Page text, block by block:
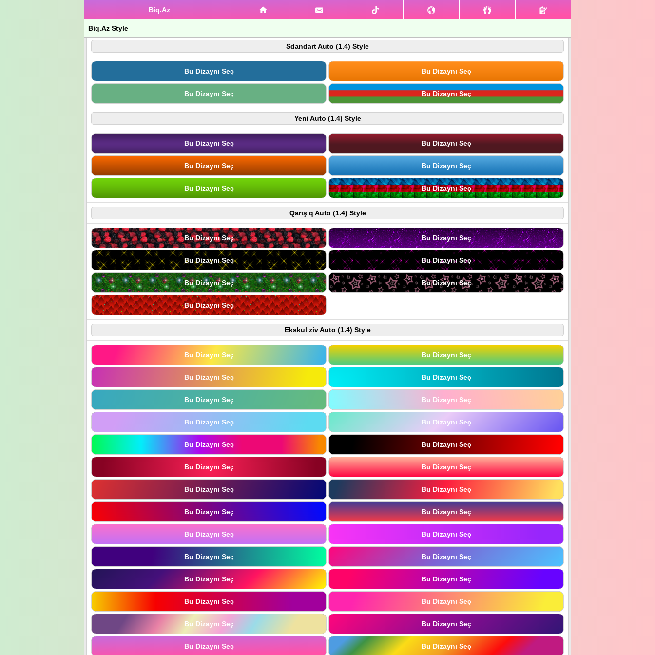
Biq.Az
Biq.Az Style
Sdandart Auto (1.4) Style
Bu Dizaynı Seç Bu Dizaynı Seç
Bu Dizaynı Seç Bu Dizaynı Seç
Yeni Auto (1.4) Style
Bu Dizaynı Seç Bu Dizaynı Seç
Bu Dizaynı Seç Bu Dizaynı Seç
Bu Dizaynı Seç Bu Dizaynı Seç
Qarışıq Auto (1.4) Style
Bu Dizaynı Seç Bu Dizaynı Seç
Bu Dizaynı Seç Bu Dizaynı Seç
Bu Dizaynı Seç Bu Dizaynı Seç
Bu Dizaynı Seç
Ekskuliziv Auto (1.4) Style
Bu Dizaynı Seç Bu Dizaynı Seç
Bu Dizaynı Seç Bu Dizaynı Seç
Bu Dizaynı Seç Bu Dizaynı Seç
Bu Dizaynı Seç Bu Dizaynı Seç
Bu Dizaynı Seç Bu Dizaynı Seç
Bu Dizaynı Seç Bu Dizaynı Seç
Bu Dizaynı Seç Bu Dizaynı Seç
Bu Dizaynı Seç Bu Dizaynı Seç
Bu Dizaynı Seç Bu Dizaynı Seç
Bu Dizaynı Seç Bu Dizaynı Seç
Bu Dizaynı Seç Bu Dizaynı Seç
Bu Dizaynı Seç Bu Dizaynı Seç
Bu Dizaynı Seç Bu Dizaynı Seç
Bu Dizaynı Seç Bu Dizaynı Seç